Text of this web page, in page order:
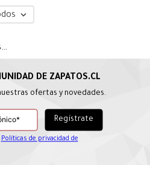
ofertas y novedades.
Políticas de privacidad de